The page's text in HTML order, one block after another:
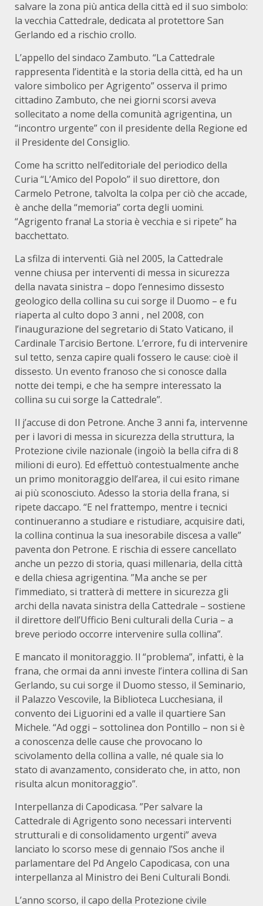
salvare la zona più antica della città ed il suo simbolo:
la vecchia Cattedrale, dedicata al protettore San
Gerlando ed a rischio crollo.
L’appello del sindaco Zambuto. “La Cattedrale
rappresenta l’identità e la storia della città, ed ha un
valore simbolico per Agrigento” osserva il primo
cittadino Zambuto, che nei giorni scorsi aveva
sollecitato a nome della comunità agrigentina, un
“incontro urgente” con il presidente della Regione ed
il Presidente del Consiglio.
Come ha scritto nell’editoriale del periodico della
Curia “L’Amico del Popolo” il suo direttore, don
Carmelo Petrone, talvolta la colpa per ciò che accade,
è anche della “memoria” corta degli uomini.
“Agrigento frana! La storia è vecchia e si ripete” ha
bacchettato.
La sfilza di interventi. Già nel 2005, la Cattedrale
venne chiusa per interventi di messa in sicurezza
della navata sinistra – dopo l’ennesimo dissesto
geologico della collina su cui sorge il Duomo – e fu
riaperta al culto dopo 3 anni , nel 2008, con
l’inaugurazione del segretario di Stato Vaticano, il
Cardinale Tarcisio Bertone. L’errore, fu di intervenire
sul tetto, senza capire quali fossero le cause: cioè il
dissesto. Un evento franoso che si conosce dalla
notte dei tempi, e che ha sempre interessato la
collina su cui sorge la Cattedrale”.
Il j’accuse di don Petrone. Anche 3 anni fa, intervenne
per i lavori di messa in sicurezza della struttura, la
Protezione civile nazionale (ingoiò la bella cifra di 8
milioni di euro). Ed effettuò contestualmente anche
un primo monitoraggio dell’area, il cui esito rimane
ai più sconosciuto. Adesso la storia della frana, si
ripete daccapo. “E nel frattempo, mentre i tecnici
continueranno a studiare e ristudiare, acquisire dati,
la collina continua la sua inesorabile discesa a valle”
paventa don Petrone. E rischia di essere cancellato
anche un pezzo di storia, quasi millenaria, della città
e della chiesa agrigentina. ”Ma anche se per
l’immediato, si tratterà di mettere in sicurezza gli
archi della navata sinistra della Cattedrale – sostiene
il direttore dell’Ufficio Beni culturali della Curia – a
breve periodo occorre intervenire sulla collina”.
E mancato il monitoraggio. Il “problema”, infatti, è la
frana, che ormai da anni investe l’intera collina di San
Gerlando, su cui sorge il Duomo stesso, il Seminario,
il Palazzo Vescovile, la Biblioteca Lucchesiana, il
convento dei Liguorini ed a valle il quartiere San
Michele. “Ad oggi – sottolinea don Pontillo – non si è
a conoscenza delle cause che provocano lo
scivolamento della collina a valle, né quale sia lo
stato di avanzamento, considerato che, in atto, non
risulta alcun monitoraggio”.
Interpellanza di Capodicasa. ”Per salvare la
Cattedrale di Agrigento sono necessari interventi
strutturali e di consolidamento urgenti” aveva
lanciato lo scorso mese di gennaio l’Sos anche il
parlamentare del Pd Angelo Capodicasa, con una
interpellanza al Ministro dei Beni Culturali Bondi.
L’anno scorso, il capo della Protezione civile